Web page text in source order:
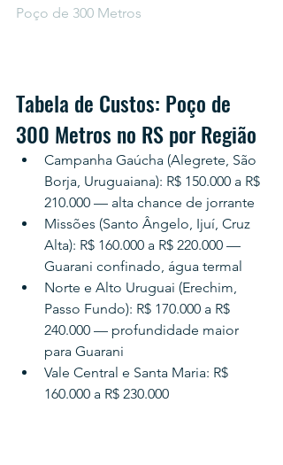
Poço de 300 Metros
Tabela de Custos: Poço de
300 Metros no RS por Região
Campanha Gaúcha (Alegrete, São
Borja, Uruguaiana): R$ 150.000 a R$
210.000 — alta chance de jorrante
Missões (Santo Ângelo, Ijuí, Cruz
Alta): R$ 160.000 a R$ 220.000 —
Guarani confinado, água termal
Norte e Alto Uruguai (Erechim,
Passo Fundo): R$ 170.000 a R$
240.000 — profundidade maior
para Guarani
Vale Central e Santa Maria: R$
160.000 a R$ 230.000